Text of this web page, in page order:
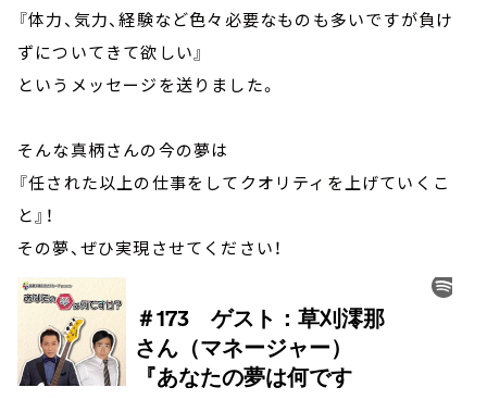
『体力、気力、経験など色々必要なものも多いですが負け
ずについてきて欲しい』
というメッセージを送りました。
そんな真柄さんの今の夢は
『任された以上の仕事をしてクオリティを上げていくこ
と』！
その夢、ぜひ実現させてください！